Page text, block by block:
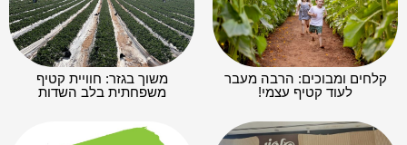
קלחים ומבוכים: הרבה מעבר
לעוד קטיף עצמי!
משוך בגזר: חוויית קטיף
משפחתית בלב השדות